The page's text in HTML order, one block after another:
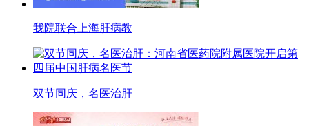
我院联合上海肝病教
双节同庆，名医治肝